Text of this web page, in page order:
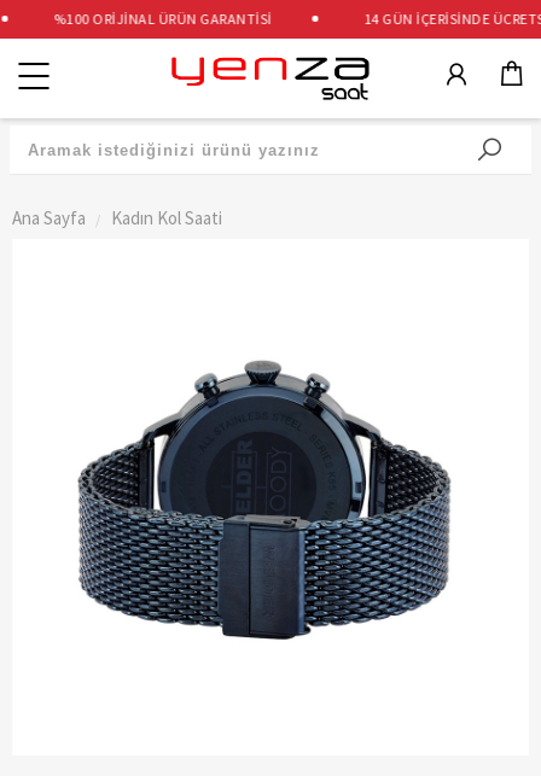
%100 ORİJİNAL ÜRÜN GARANTİSİ 14 GÜN İÇERİSİNDE
Kategoriler
Ana Sayfa Kadın Kol Saati